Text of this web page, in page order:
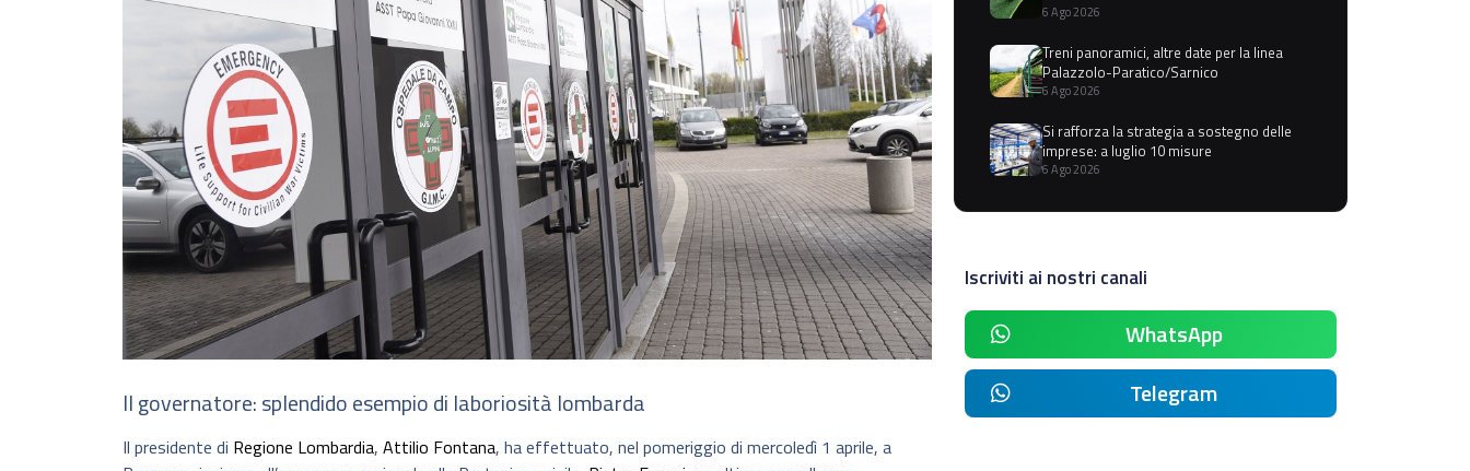
Il governatore: splendido esempio di laboriosità lombarda
Il presidente di Regione Lombardia, Attilio Fontana, ha effettuato, nel pomeriggio di mercoledì 1 aprile, a
6 Ago 2026
Treni panoramici, altre date per la linea
Palazzolo-Paratico/Sarnico
6 Ago 2026
Si rafforza la strategia a sostegno delle
imprese: a luglio 10 misure
6 Ago 2026
Iscriviti ai nostri canali
WhatsApp
Telegram